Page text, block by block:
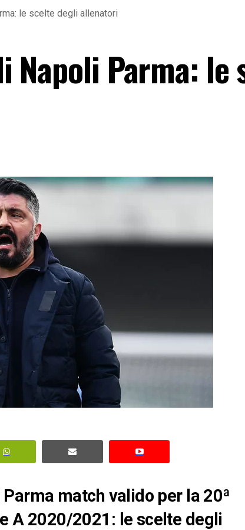
le scelte degli allenatori
Napoli Parma: le
match valido per la 20ª
A 2020/2021: le scelte degli